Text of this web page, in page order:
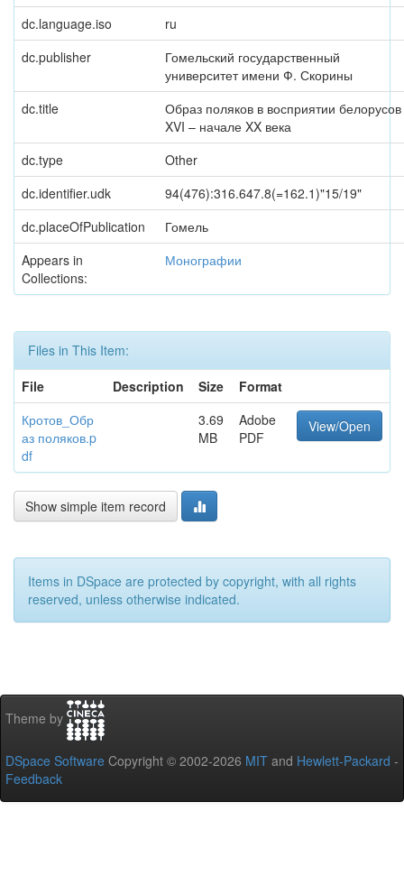
dc.language.iso
ru
dc.publisher
Гомельский государственный
университет имени Ф. Скорины
dc.title
Образ поляков в восприятии белорусов
XVI – начале XX века
dc.type
Other
dc.identifier.udk
94(476):316.647.8(=162.1)"15/19"
dc.placeOfPublication
Гомель
Appears in
Collections:
Монографии
Files in This Item:
File
Description Size
Format
Кротов_Обр
аз поляков.p
df
3.69
MB
Adobe
PDF
View/Open
Show simple item record
Items in DSpace are protected by copyright, with all rights
reserved, unless otherwise indicated.
Theme by
DSpace Software Copyright © 2002-2026 MIT and Hewlett-Packard -
Feedback